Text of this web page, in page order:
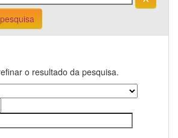
o resultado da pesquisa.